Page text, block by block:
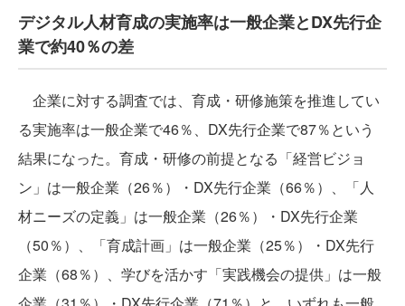
デジタル人材育成の実施率は一般企業とDX先行企
業で約40％の差
企業に対する調査では、育成・研修施策を推進してい
る実施率は一般企業で46％、DX先行企業で87％という
結果になった。育成・研修の前提となる「経営ビジョ
ン」は一般企業（26％）・DX先行企業（66％）、「人
材ニーズの定義」は一般企業（26％）・DX先行企業
（50％）、「育成計画」は一般企業（25％）・DX先行
企業（68％）、学びを活かす「実践機会の提供」は一般